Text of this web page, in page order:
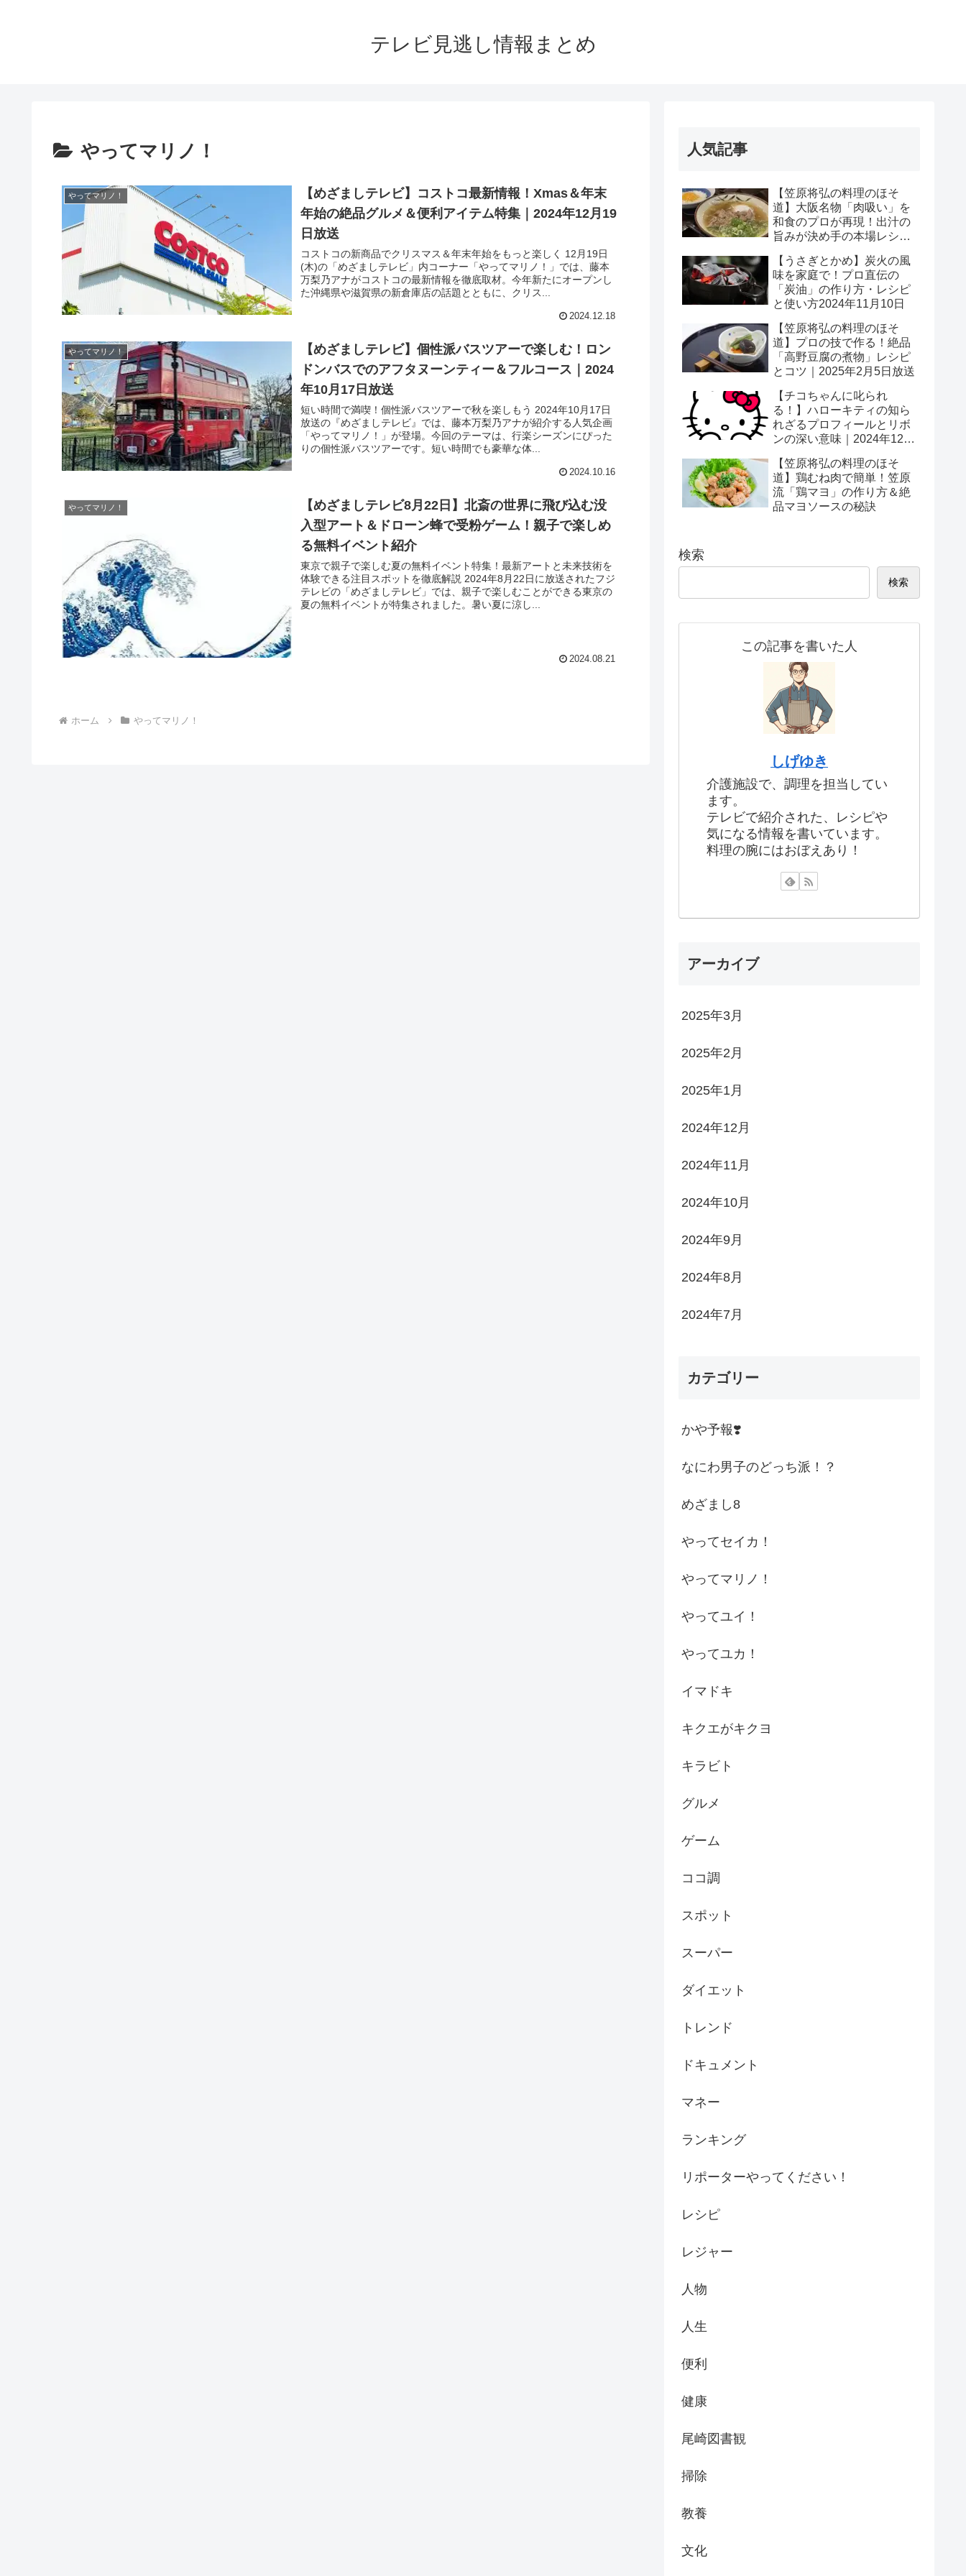
テレビ見逃し情報まとめ
やってマリノ！
やってマリノ！
【めざましテレビ】コストコ最新情報！Xmas＆年末
年始の絶品グルメ＆便利アイテム特集｜2024年12月19
日放送
コストコの新商品でクリスマス＆年末年始をもっと楽しく 12月19日
(木)の「めざましテレビ」内コーナー「やってマリノ！」では、藤本
万梨乃アナがコストコの最新情報を徹底取材。今年新たにオープンし
た沖縄県や滋賀県の新倉庫店の話題とともに、クリス...
2024.12.18
やってマリノ！
【めざましテレビ】個性派バスツアーで楽しむ！ロン
ドンバスでのアフタヌーンティー＆フルコース｜2024
年10月17日放送
短い時間で満喫！個性派バスツアーで秋を楽しもう 2024年10月17日
放送の『めざましテレビ』では、藤本万梨乃アナが紹介する人気企画
「やってマリノ！」が登場。今回のテーマは、行楽シーズンにぴった
りの個性派バスツアーです。短い時間でも豪華な体...
2024.10.16
やってマリノ！
【めざましテレビ8月22日】北斎の世界に飛び込む没
入型アート＆ドローン蜂で受粉ゲーム！親子で楽しめ
る無料イベント紹介
東京で親子で楽しむ夏の無料イベント特集！最新アートと未来技術を
体験できる注目スポットを徹底解説 2024年8月22日に放送されたフジ
テレビの「めざましテレビ」では、親子で楽しむことができる東京の
夏の無料イベントが特集されました。暑い夏に涼し...
2024.08.21
ホーム やってマリノ！
人気記事
【笠原将弘の料理のほそ
道】大阪名物「肉吸い」を
和食のプロが再現！出汁の
旨みが決め手の本場レシピ
【うさぎとかめ】炭火の風
味を家庭で！プロ直伝の
「炭油」の作り方・レシピ
と使い方2024年11月10日
【笠原将弘の料理のほそ
道】プロの技で作る！絶品
「高野豆腐の煮物」レシピ
とコツ｜2025年2月5日放送
【チコちゃんに叱られ
る！】ハローキティの知ら
れざるプロフィールとリボ
ンの深い意味｜2024年12月
【笠原将弘の料理のほそ
道】鶏むね肉で簡単！笠原
流「鶏マヨ」の作り方＆絶
品マヨソースの秘訣
検索
検索
この記事を書いた人
しげゆき
介護施設で、調理を担当してい
ます。
テレビで紹介された、レシピや
気になる情報を書いています。
料理の腕にはおぼえあり！
アーカイブ
2025年3月
2025年2月
2025年1月
2024年12月
2024年11月
2024年10月
2024年9月
2024年8月
2024年7月
カテゴリー
かや予報❣️
なにわ男子のどっち派！？
めざまし8
やってセイカ！
やってマリノ！
やってユイ！
やってユカ！
イマドキ
キクエがキクヨ
キラビト
グルメ
ゲーム
ココ調
スポット
スーパー
ダイエット
トレンド
ドキュメント
マネー
ランキング
リポーターやってください！
レシピ
レジャー
人物
人生
便利
健康
尾崎図書観
掃除
教養
文化